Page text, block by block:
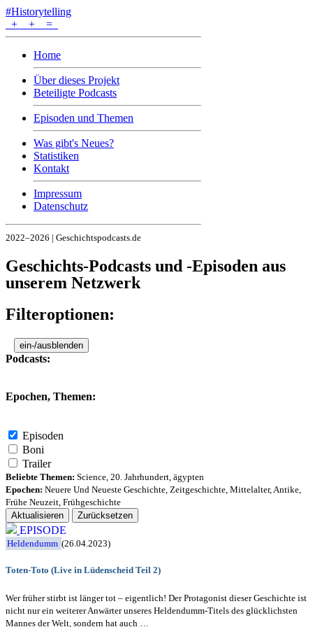
#Historytelling
+
+ =
Home
Über dieses Projekt
Beteiligte Podcasts
Episoden und Themen
Was gibt's Neues?
Statistiken
Kontakt
Impressum
Datenschutz
2022–2026 | Geschichtspodcasts.de
Geschichts-Podcasts und -Episoden aus
unserem Netzwerk
Filteroptionen:
ein-/ausblenden
Podcasts:
Epochen, Themen:
Episoden
Boni
Trailer
Beliebte Themen: Science 20. Jahrhundert ägypten
Epochen: Neuere Und Neueste Geschichte Zeitgeschichte Mittelalter, Antike
Frühe Neuzeit Frühgeschichte
Aktualisieren
Zurücksetzen
EPISODE
Heldendumm (26.04.2023)
Toten-Toto (Live in Lüdenscheid Teil 2)
Wer früher stirbt ist länger tot – eigentlich! Der Protagonist dieser Geschichte ist
nicht nur ein weiterer Anwärter unseres Heldendumm-Titels des glücklichsten
Mannes der Welt, sondern hat auch …